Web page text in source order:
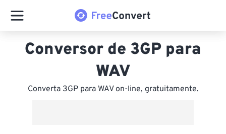
Conversor de 3GP para
WAV
Converta 3GP para WAV on-line, gratuitamente.